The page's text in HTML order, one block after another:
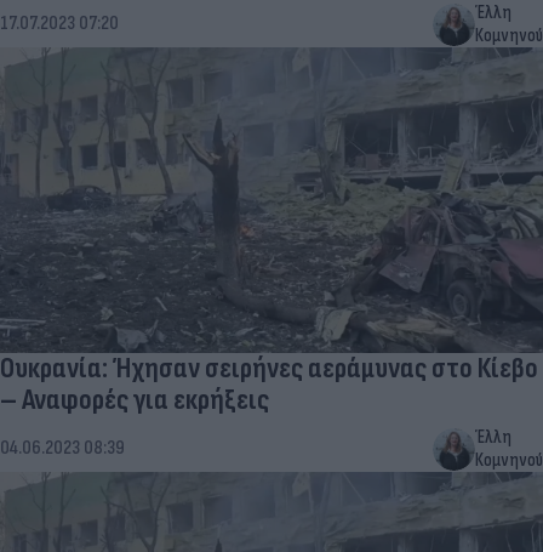
17.07.2023 07:20
Έλλη
Κομνηνού
Ουκρανία: Ήχησαν σειρήνες αεράμυνας στο Κίεβο
– Αναφορές για εκρήξεις
04.06.2023 08:39
Έλλη
Κομνηνού